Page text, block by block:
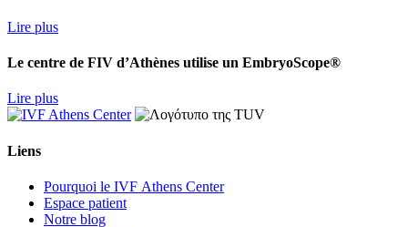
Lire plus
Le centre de FIV d’Athènes utilise un EmbryoScope®
Lire plus
Liens
Pourquoi le IVF Αthens Center
Espace patient
Notre blog